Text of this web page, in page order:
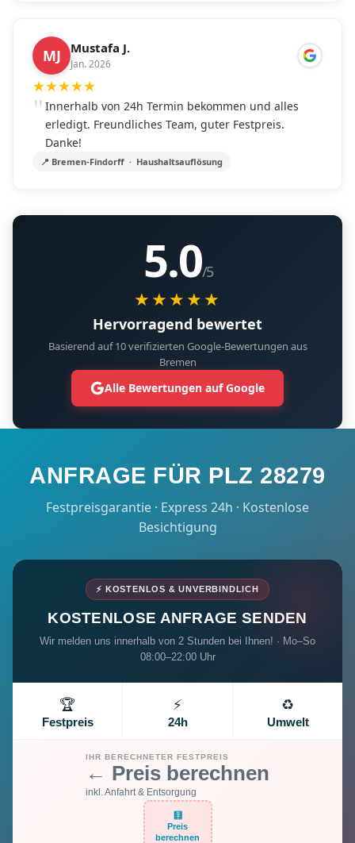
MJ Mustafa J.
Jan. 2026
★★★★★
Innerhalb von 24h Termin bekommen und alles
erledigt. Freundliches Team, guter Festpreis.
Danke!
📍 Bremen-Findorff · Haushaltsauflösung
5.0/5
★★★★★
Hervorragend bewertet
Basierend auf 10 verifizierten Google-Bewertungen aus
Bremen
Alle Bewertungen auf Google
ANFRAGE FÜR PLZ 28279
Festpreisgarantie · Express 24h · Kostenlose
Besichtigung
⚡ KOSTENLOS & UNVERBINDLICH
KOSTENLOSE ANFRAGE SENDEN
Wir melden uns innerhalb von 2 Stunden bei Ihnen! · Mo–So
08:00–22:00 Uhr
🏆
Festpreis
⚡
24h
♻️
Umwelt
IHR BERECHNETER FESTPREIS
← Preis berechnen
inkl. Anfahrt & Entsorgung
🧮
Preis
berechnen